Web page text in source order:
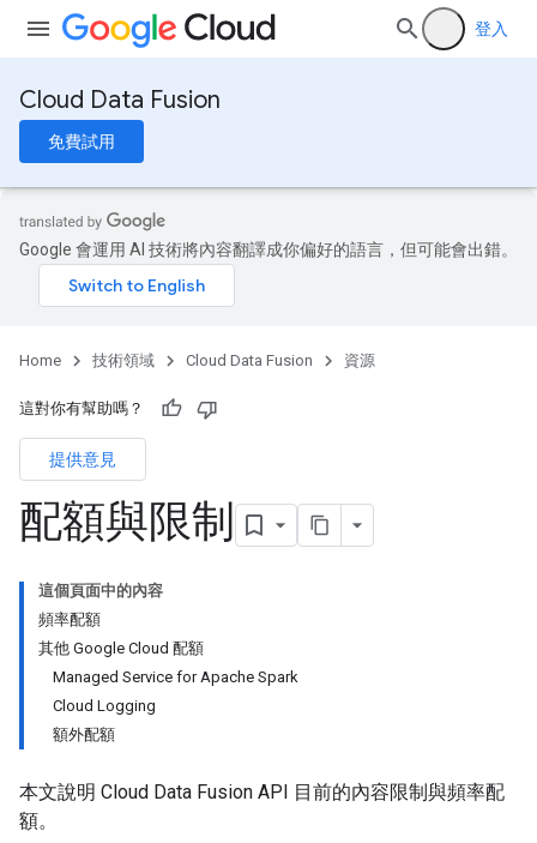
登入
Cloud Data Fusion
免費試用
Google 會運用 AI 技術將內容翻譯成你偏好的語言，但可能會出錯。
Home 技術領域 Cloud Data Fusion 資源
這對你有幫助嗎？
提供意見
配額與限制
這個頁面中的內容
頻率配額
其他 Google Cloud 配額
Managed Service for Apache Spark
Cloud Logging
額外配額
本文說明 Cloud Data Fusion API 目前的內容限制與頻率配
額。